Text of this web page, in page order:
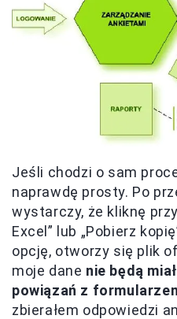
Jeśli chodzi o sam
naprawdę prosty. Po
wystarczy, że kliknę
Excel” lub „Pobierz
opcję, otworzy się plik
moje dane nie będą
powiązań z
zbierałem odpowiedzi